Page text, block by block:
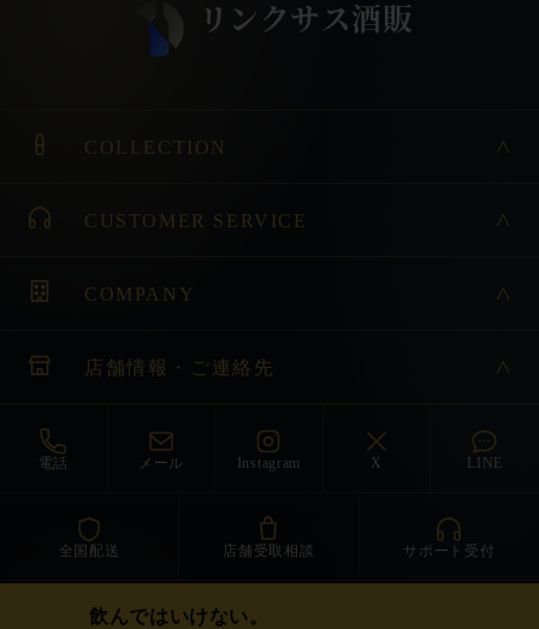
COLLECTION
CUSTOMER SERVICE
COMPANY
店舗情報・ご連絡先
電話 メール Instagram X LINE
全国配送 店舗受取相談 サポート受付
飲んではいけない。